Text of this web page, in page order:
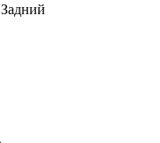
Задний